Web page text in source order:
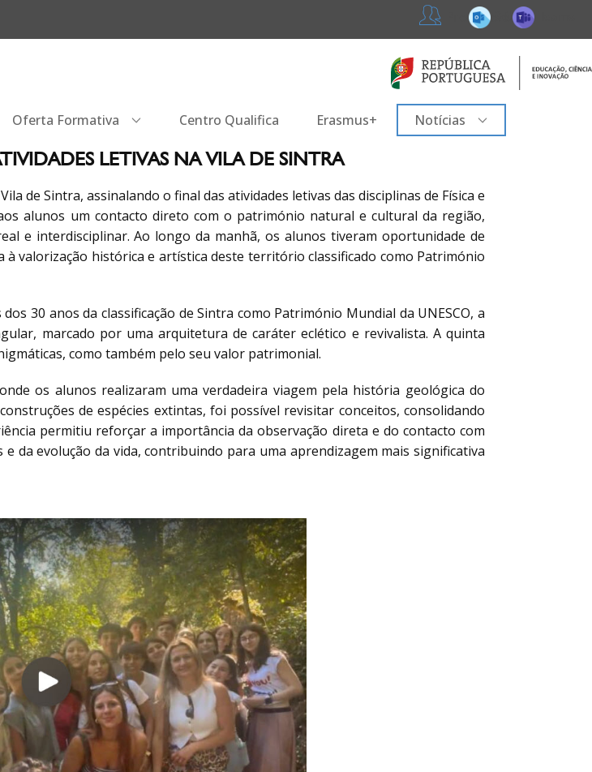
Professores
365
Oferta Formativa Centro Qualifica Erasmus+ Notícias
LETIVAS NA VILA DE SINTRA
de Sintra, assinalando o final das atividades letivas das disciplinas de Física e
alunos um contacto direto com o património natural e cultural da região,
e interdisciplinar. Ao longo da manhã, os alunos tiveram oportunidade de
valorização histórica e artística deste território classificado como Património
30 anos da classificação de Sintra como Património Mundial da UNESCO, a
marcado por uma arquitetura de caráter eclético e revivalista. A quinta
como também pelo seu valor patrimonial.
os alunos realizaram uma verdadeira viagem pela história geológica do
de espécies extintas, foi possível revisitar conceitos, consolidando
permitiu reforçar a importância da observação direta e do contacto com
da evolução da vida, contribuindo para uma aprendizagem mais significativa